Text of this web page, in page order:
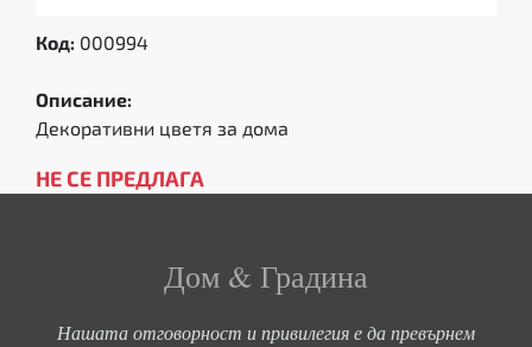
Код: 000994
Описание:
Декоративни цветя за дома
НЕ СЕ ПРЕДЛАГА
Дом & Градина
Нашата отговорност и привилегия е да превърнем